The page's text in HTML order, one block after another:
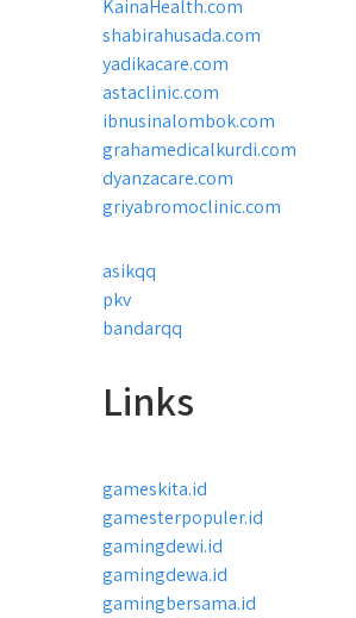
KainaHealth.com
shabirahusada.com
yadikacare.com
astaclinic.com
ibnusinalombok.com
grahamedicalkurdi.com
dyanzacare.com
griyabromoclinic.com
asikqq
pkv
bandarqq
Links
gameskita.id
gamesterpopuler.id
gamingdewi.id
gamingdewa.id
gamingbersama.id